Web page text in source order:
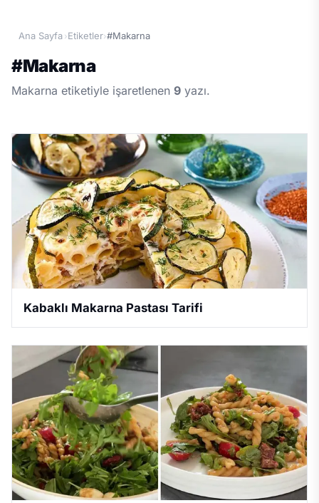
Ana Sayfa ›Etiketler›#Makarna
#Makarna
Makarna etiketiyle işaretlenen 9 yazı.
Kabaklı Makarna Pastası Tarifi